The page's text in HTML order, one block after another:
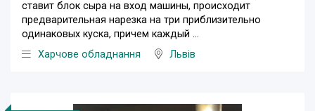
ставит блок сыра на вход машины, происходит
предварительная нарезка на три приблизительно
одинаковых куска, причем каждый ...
Харчове обладнання
Львів